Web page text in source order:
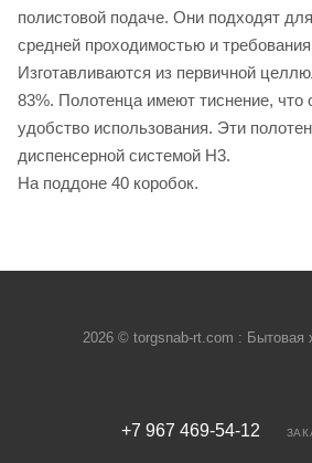
полистовой подаче. Они подходят
средней проходимостью и
Изготавливаются из первичной
83%. Полотенца имеют тиснение, что
удобство использования. Эти
диспенсерной системой H3.
На поддоне 40 коробок.
2026 © torgsnab-rt.com : Бытовая
+7 967 469-54-12